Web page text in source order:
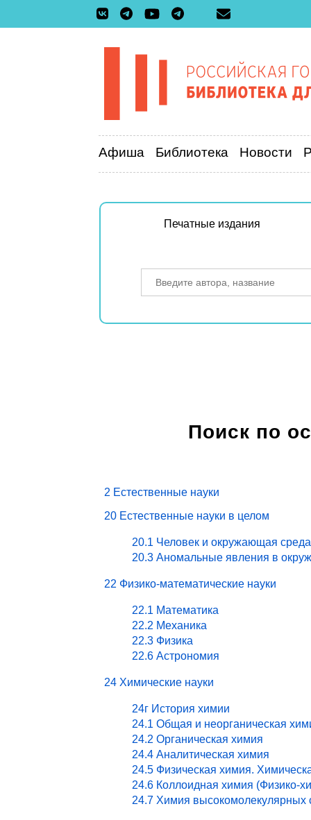
Афиша Библиотека Новости
Печатные издания
Поиск по
2 Естественные науки
20 Естественные науки в целом
20.1 Человек и окружающая
20.3 Аномальные явления в
22 Физико-математические науки
22.1 Математика
22.2 Механика
22.3 Физика
22.6 Астрономия
24 Химические науки
24г История химии
24.1 Общая и неорганическая
24.2 Органическая химия
24.4 Аналитическая химия
24.5 Физическая химия.
24.6 Коллоидная химия (Физико-
24.7 Химия высокомолекулярных